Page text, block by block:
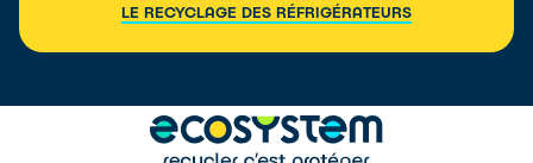
LE RECYCLAGE DES RÉFRIGÉRATEURS